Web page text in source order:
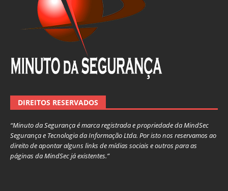
DIREITOS RESERVADOS
“Minuto da Segurança é marca registrada e propriedade da MindSec
Segurança e Tecnologia da Informação Ltda. Por isto nos reservamos ao
direito de apontar alguns links de mídias sociais e outros para as
páginas da MindSec já existentes.”